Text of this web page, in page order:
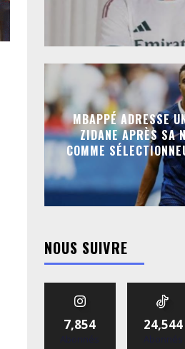
MBAPPÉ ADRESSE
ZIDANE APRÈS SA
COMME
NOUS SUIVRE
7,854
Abonnés
24,544
Abonnés